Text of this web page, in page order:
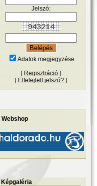
Jelszó:
Adatok megjegyzése
[ Regisztráció ]
[ Elfelejtett jelszó? ]
Webshop
Képgaléria